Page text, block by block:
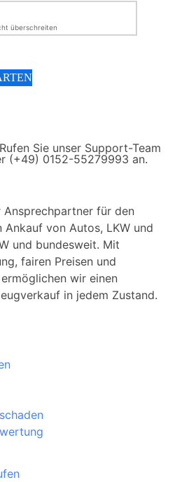
überschreiten
Sie unser Support-Team
(+49) 0152-55279993 an.
für den
Ankauf von Autos, LKW und
und bundesweit. Mit
fairen Preisen und
wir einen
in jedem Zustand.